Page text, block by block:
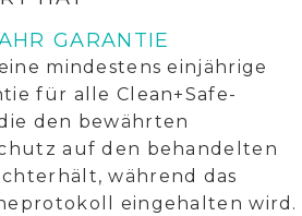
GARANTIE
mindestens einjährige
für alle Clean+Safe-
den bewährten
auf den behandelten
während das
eingehalten wird.